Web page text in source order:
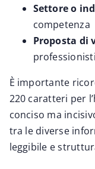
Settore o
competenza
Proposta di
professionisti
È importante
220 caratteri per
conciso ma
tra le diverse
leggibile e